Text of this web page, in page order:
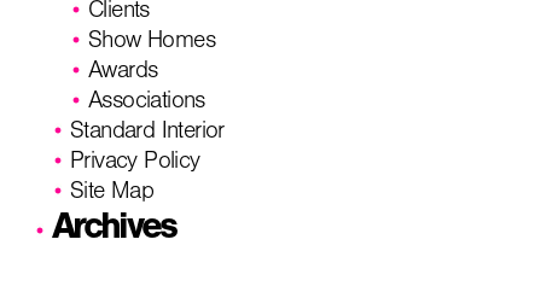
Clients
Show Homes
Awards
Associations
Standard Interior
Privacy Policy
Site Map
Archives